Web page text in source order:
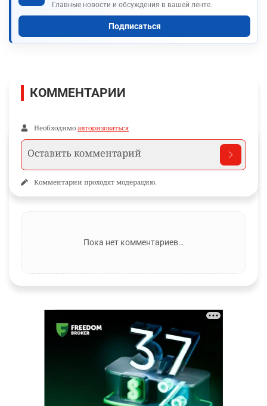
Главные новости и обсуждения в вашей ленте.
Подписаться
КОММЕНТАРИИ
Необходимо авторизоваться
Комментарии проходят модерацию.
Пока нет комментариев…